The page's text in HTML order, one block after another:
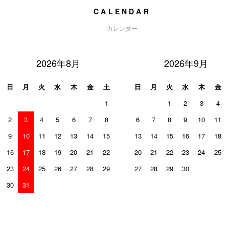
CALENDAR
カレンダー
2026年8月
日 月 火 水 木 金
土
1
2
3 4 5 6 7
8
9
10 11 12 13 14
15
16
17 18 19 20 21
22
23
24 25 26 27 28
29
30
31
2026年9月
日 月 火 水 木 金
1
2 3 4
6
7 8 9 10 11
13
14 15 16 17 18
20
21 22 23 24 25
27
28 29 30